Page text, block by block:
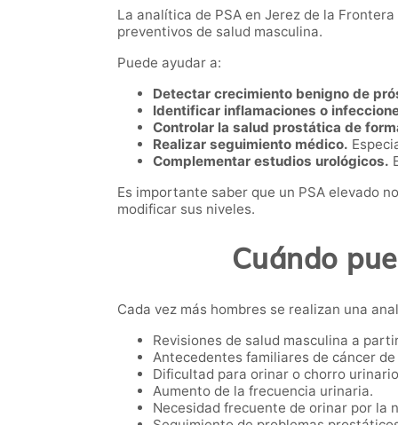
La analítica de PSA en Jerez de la
preventivos de salud masculina.
Puede ayudar a:
Detectar crecimiento benigno de
Identificar inflamaciones o
Controlar la salud prostática de
Realizar seguimiento médico.
Complementar estudios urológicos.
Es importante saber que un PSA elevado
modificar sus niveles.
Cuándo
Cada vez más hombres se realizan una
Revisiones de salud masculina a
Antecedentes familiares de cáncer
Dificultad para orinar o chorro
Aumento de la frecuencia urinaria.
Necesidad frecuente de orinar por la